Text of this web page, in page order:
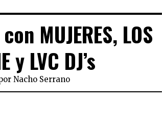
MUJERES, LOS
y LVC DJ’s
Nacho Serrano